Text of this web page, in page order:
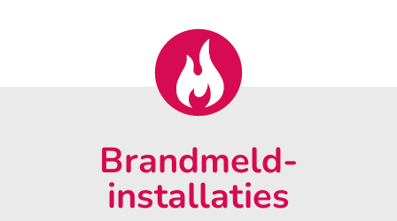
Brandmeld-
installaties